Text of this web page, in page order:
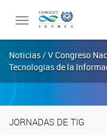
Toggle
Noticias / V Congreso
Tecnologías de la
JORNADAS DE TIG